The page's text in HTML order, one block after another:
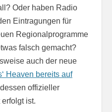
Oder haben Radio
Eintragungen für
Regionalprogramme
falsch gemacht?
auch der neue
Heaven bereits auf
offizieller
ist.